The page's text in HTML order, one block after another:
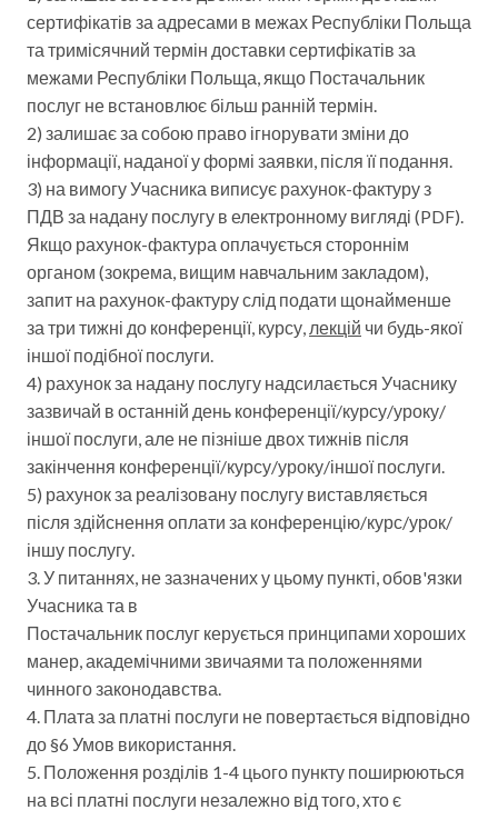
сертифікатів за адресами в межах Республіки Польща
та тримісячний термін доставки сертифікатів за
межами Республіки Польща, якщо Постачальник
послуг не встановлює більш ранній термін.
2) залишає за собою право ігнорувати зміни до
інформації, наданої у формі заявки, після її подання.
3) на вимогу Учасника виписує рахунок-фактуру з
ПДВ за надану послугу в електронному вигляді (PDF).
Якщо рахунок-фактура оплачується стороннім
органом (зокрема, вищим навчальним закладом),
запит на рахунок-фактуру слід подати щонайменше
за три тижні до конференції, курсу, лекцій чи будь-якої
іншої подібної послуги.
4) рахунок за надану послугу надсилається Учаснику
зазвичай в останній день конференції/курсу/уроку/
іншої послуги, але не пізніше двох тижнів після
закінчення конференції/курсу/уроку/іншої послуги.
5) рахунок за реалізовану послугу виставляється
після здійснення оплати за конференцію/курс/урок/
іншу послугу.
3. У питаннях, не зазначених у цьому пункті, обов'язки
Учасника та в
Постачальник послуг керується принципами хороших
манер, академічними звичаями та положеннями
чинного законодавства.
4. Плата за платні послуги не повертається відповідно
до §6 Умов використання.
5. Положення розділів 1-4 цього пункту поширюються
на всі платні послуги незалежно від того, хто є